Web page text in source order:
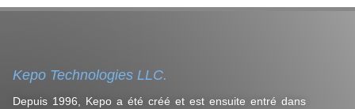
Kepo Technologies LLC.
Depuis 1996, Kepo a été créé et est ensuite entré dans